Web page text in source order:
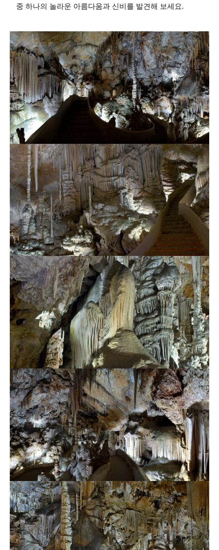
중 하나의 놀라운 아름다움과 신비를 발견해 보세요.